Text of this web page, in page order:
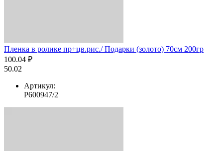
Пленка в ролике пр+цв.рис./ Подарки (золото) 70см 200гр
100.04 ₽
50.02
Артикул:
Р600947/2